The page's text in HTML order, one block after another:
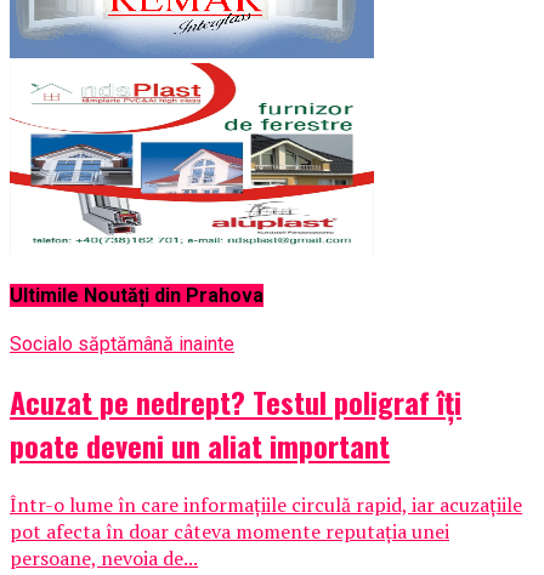
Ultimile Noutăți din Prahova
Social o săptămână inainte
Acuzat pe nedrept? Testul poligraf îţi
poate deveni un aliat important
Într-o lume în care informațiile circulă rapid, iar acuzațiile
pot afecta în doar câteva momente reputația unei
persoane, nevoia de...